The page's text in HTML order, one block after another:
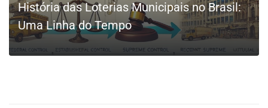
História das Loterias Municipais no Brasil:
Uma Linha do Tempo